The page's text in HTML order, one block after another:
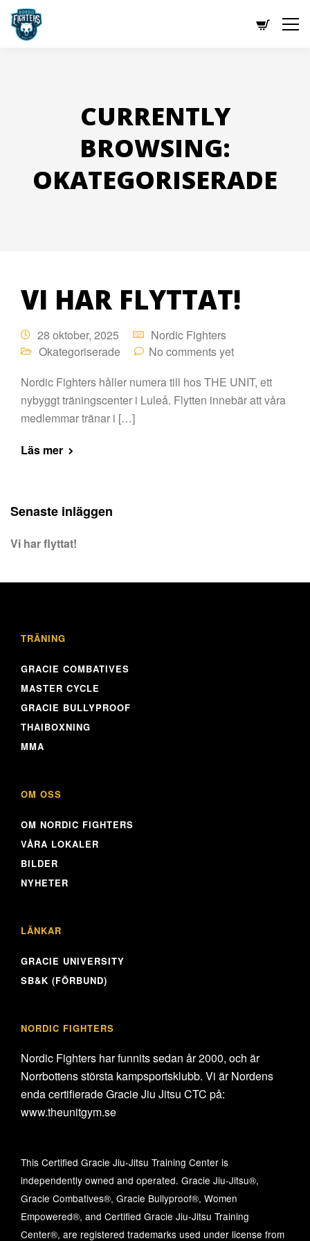
CURRENTLY
BROWSING:
OKATEGORISERADE
VI HAR FLYTTAT!
28 oktober, 2025
Nordic Fighters
Okategoriserade
No comments yet
Nordic Fighters håller numera till hos THE UNIT, ett
nybyggt träningscenter i Luleå. Flytten innebär att våra
medlemmar tränar i […]
Läs mer
Senaste inläggen
Vi har flyttat!
TRÄNING
GRACIE COMBATIVES
MASTER CYCLE
GRACIE BULLYPROOF
THAIBOXNING
MMA
OM OSS
OM NORDIC FIGHTERS
VÅRA LOKALER
BILDER
NYHETER
LÄNKAR
GRACIE UNIVERSITY
SB&K (FÖRBUND)
NORDIC FIGHTERS
Nordic Fighters har funnits sedan år 2000, och är
Norrbottens största kampsportsklubb. Vi är Nordens
enda certifierade Gracie Jiu Jitsu CTC på:
www.theunitgym.se
This Certified Gracie Jiu-Jitsu Training Center is
independently owned and operated. Gracie Jiu-Jitsu®,
Gracie Combatives®, Gracie Bullyproof®, Women
Empowered®, and Certified Gracie Jiu-Jitsu Training
Center®, are registered trademarks used under license from